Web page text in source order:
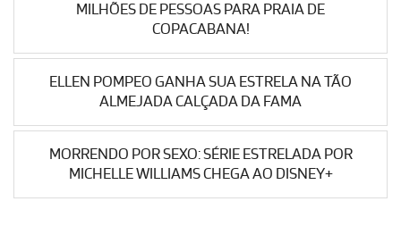
MILHÕES DE PESSOAS PARA PRAIA DE
COPACABANA!
ELLEN POMPEO GANHA SUA ESTRELA NA TÃO
ALMEJADA CALÇADA DA FAMA
MORRENDO POR SEXO: SÉRIE ESTRELADA POR
MICHELLE WILLIAMS CHEGA AO DISNEY+